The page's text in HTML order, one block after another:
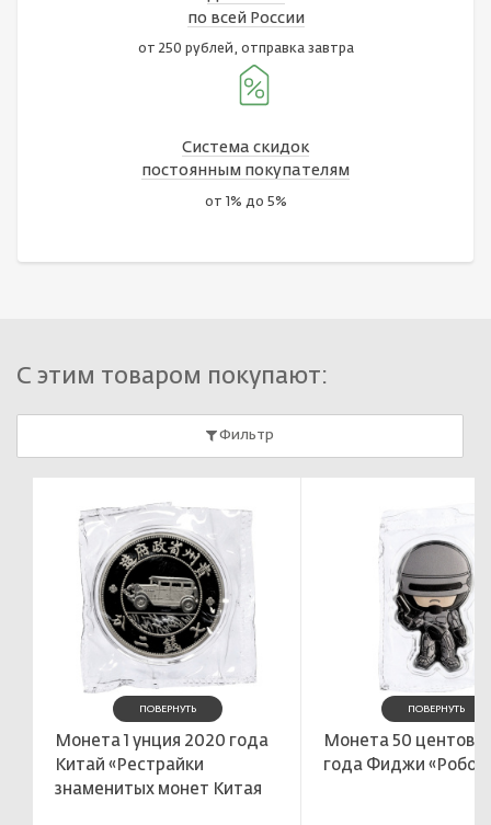
по всей России
от 250 рублей, отправка завтра
Система скидок
постоянным покупателям
от 1% до 5%
С этим товаром покупают:
Фильтр
ПОВЕРНУТЬ
Монета 1 унция 2020 года
Китай «Рестрайки
знаменитых монет Китая
ПОВЕРНУТЬ
Монета 50 центов
года Фиджи